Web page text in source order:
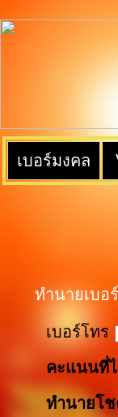
เบอร์มงคล
ทำนายเบอ
เบอร์โทร
คะแนนที่
ทำนายโ